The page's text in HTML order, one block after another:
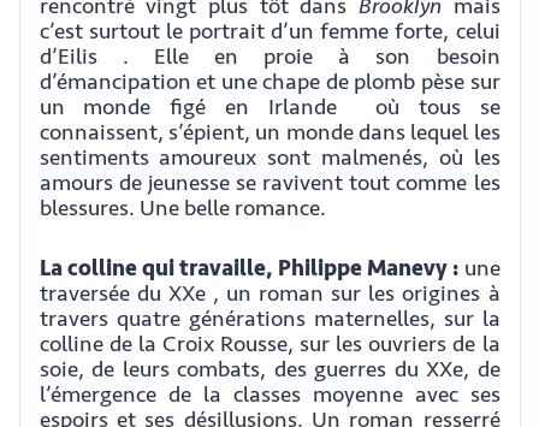
rencontré vingt plus tôt dans Brooklyn mais
c’est surtout le portrait d’un femme forte, celui
d’Eilis . Elle en proie à son besoin
d’émancipation et une chape de plomb pèse sur
un monde figé en Irlande où tous se
connaissent, s’épient, un monde dans lequel les
sentiments amoureux sont malmenés, où les
amours de jeunesse se ravivent tout comme les
blessures. Une belle romance.
La colline qui travaille, Philippe Manevy : une
traversée du XXe , un roman sur les origines à
travers quatre générations maternelles, sur la
colline de la Croix Rousse, sur les ouvriers de la
soie, de leurs combats, des guerres du XXe, de
l’émergence de la classes moyenne avec ses
espoirs et ses désillusions. Un roman resserré